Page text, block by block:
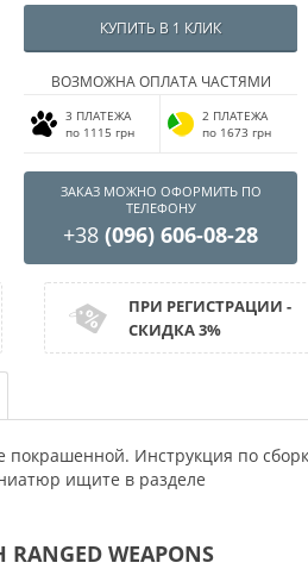
КУПИТЬ В 1 КЛИК
ВОЗМОЖНА ОПЛАТА ЧАСТЯМИ
3 ПЛАТЕЖА
по 1115 грн
2 ПЛАТЕЖА
по 1673 грн
ЗАКАЗ МОЖНО ОФОРМИТЬ ПО
ТЕЛЕФОНУ
+38 (096) 606-08-28
ПРИ РЕГИСТРАЦИИ -
СКИДКА 3%
Инструкция по
ищите в разделе
WEAPONS